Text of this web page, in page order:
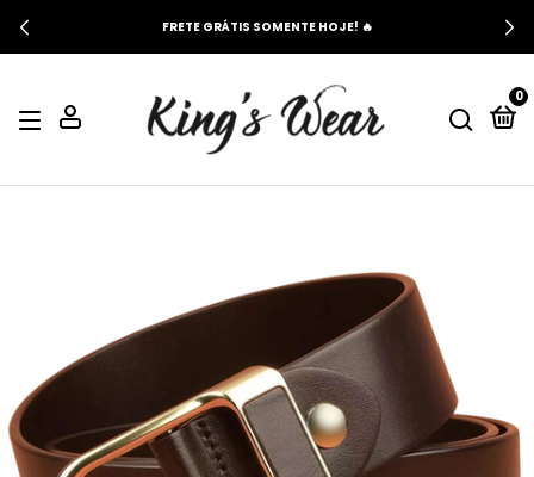
FRETE GRÁTIS SOMENTE HOJE! 🔥
0